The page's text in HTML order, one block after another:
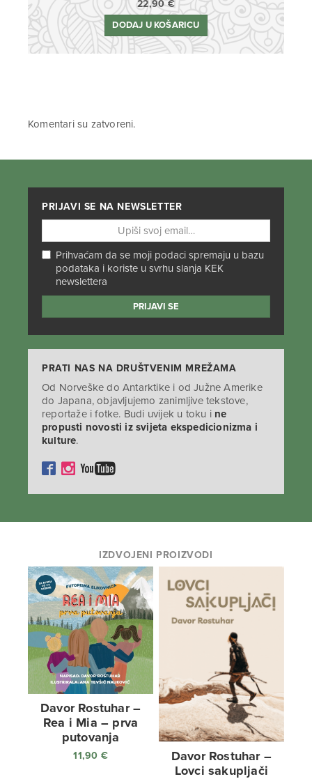
22,90€
DODAJ U KOŠARICU
Komentari su zatvoreni.
PRIJAVI SE NA NEWSLETTER
Prihvaćam da se moji podaci spremaju u bazu
podataka i koriste u svrhu slanja KEK
newslettera
PRATI NAS NA DRUŠTVENIM MREŽAMA
Od Norveške do Antarktike i od Južne Amerike
do Japana, objavljujemo zanimljive tekstove,
reportaže i fotke. Budi uvijek u toku i ne
propusti novosti iz svijeta ekspedicionizma i
kulture.
IZDVOJENI PROIZVODI
Davor Rostuhar –
Rea i Mia – prva
putovanja
11,90 €
Davor Rostuhar –
Lovci sakupljači